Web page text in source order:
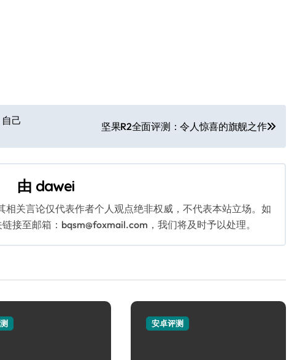
己
坚果R2全面评测：令人惊喜的旗舰之作
由 dawei
相关言论仅代表作者个人观点绝非权威，不代表本站立场。如
接至邮箱：bqsm@foxmail.com，我们将及时予以处理。
安卓评测